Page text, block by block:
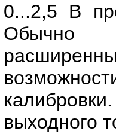
0...2,5 В
Обычно
выходного